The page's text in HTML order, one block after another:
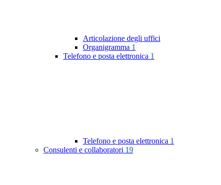
Articolazione degli uffici
Organigramma 1
Telefono e posta elettronica 1
Telefono e posta elettronica 1
Consulenti e collaboratori 19